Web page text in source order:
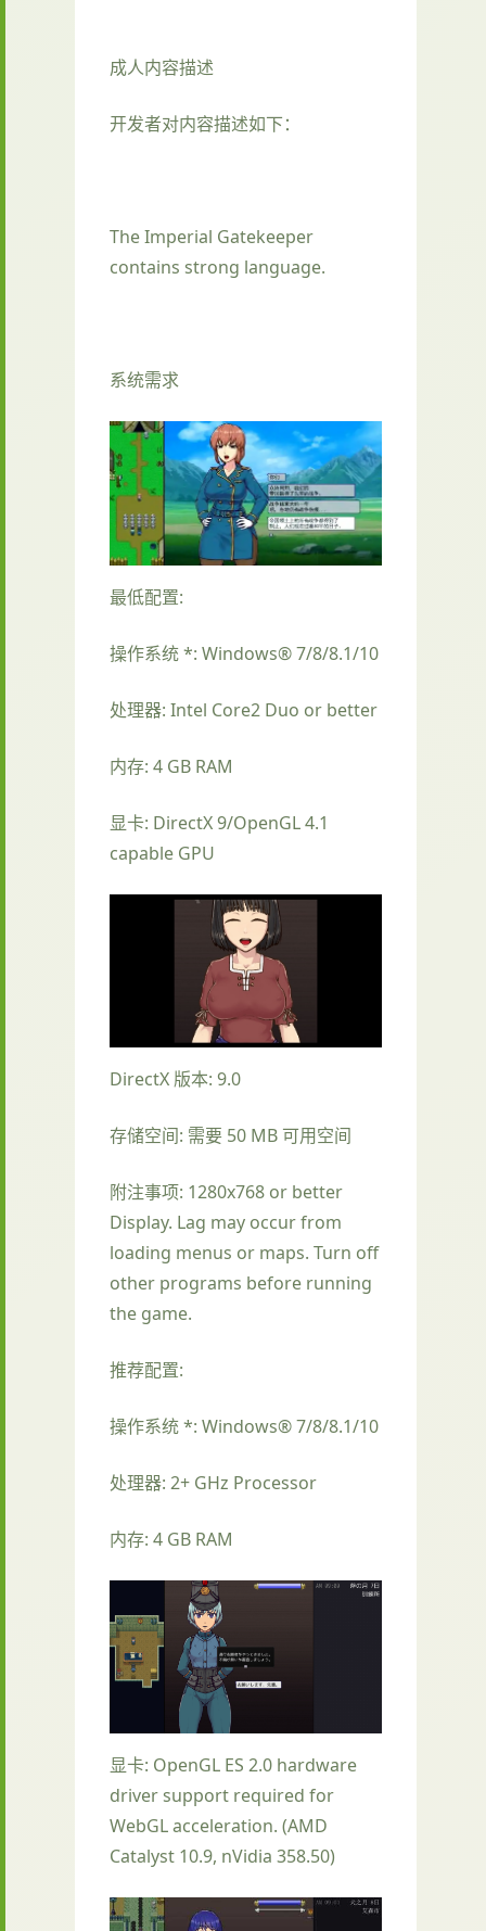
成人内容描述
开发者对内容描述如下：
The Imperial Gatekeeper
contains strong language.
系统需求
最低配置:
操作系统 *: Windows® 7/8/8.1/10
处理器: Intel Core2 Duo or better
内存: 4 GB RAM
显卡: DirectX 9/OpenGL 4.1
capable GPU
DirectX 版本: 9.0
存储空间: 需要 50 MB 可用空间
附注事项: 1280x768 or better
Display. Lag may occur from
loading menus or maps. Turn off
other programs before running
the game.
推荐配置:
操作系统 *: Windows® 7/8/8.1/10
处理器: 2+ GHz Processor
内存: 4 GB RAM
显卡: OpenGL ES 2.0 hardware
driver support required for
WebGL acceleration. (AMD
Catalyst 10.9, nVidia 358.50)